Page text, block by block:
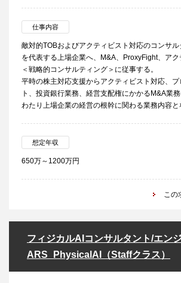
仕事内容
敵対的TOBおよびアクティビスト対応のコンサ
を代表する上場企業へ、M&A、ProxyFight、ア
＜戦略的コンサルティング＞に従事する。
平時の株主対応支援からアクティビスト対応、プ
ト、投資銀行業務、経営支配権にかかるM&A業
わたり上場企業の経営の根幹に関わる業務内容と
想定年収
650万～1200万円
この
フィジカルAIコンサルタント/エン
ARS_PhysicalAI（Staffクラス）